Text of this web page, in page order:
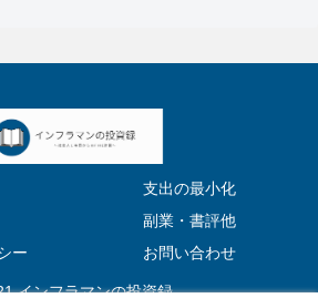
支出の最小化
副業・書評他
ー
お問い合わせ
インフラマンの投資録.